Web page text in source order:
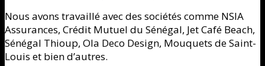
Nous avons travaillé avec des sociétés comme NSIA
Assurances, Crédit Mutuel du Sénégal, Jet Café Beach,
Sénégal Thioup, Ola Deco Design, Mouquets de Saint-
Louis et bien d’autres.